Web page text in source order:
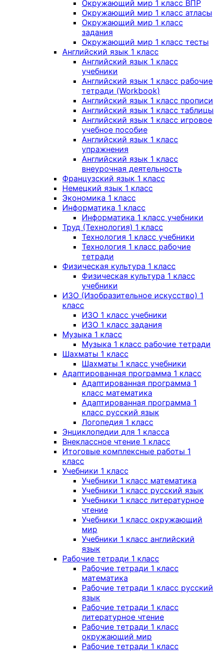
Окружающий мир 1 класс ВПР
Окружающий мир 1 класс атласы
Окружающий мир 1 класс
задания
Окружающий мир 1 класс тесты
Английский язык 1 класс
Английский язык 1 класс
учебники
Английский язык 1 класс рабочие
тетради (Workbook)
Английский язык 1 класс прописи
Английский язык 1 класс таблицы
Английский язык 1 класс игровое
учебное пособие
Английский язык 1 класс
упражнения
Английский язык 1 класс
внеурочная деятельность
Французский язык 1 класс
Немецкий язык 1 класс
Экономика 1 класс
Информатика 1 класс
Информатика 1 класс учебники
Труд (Технология) 1 класс
Технология 1 класс учебники
Технология 1 класс рабочие
тетради
Физическая культура 1 класс
Физическая культура 1 класс
учебники
ИЗО (Изобразительное искусство) 1
класс
ИЗО 1 класс учебники
ИЗО 1 класс задания
Музыка 1 класс
Музыка 1 класс рабочие тетради
Шахматы 1 класс
Шахматы 1 класс учебники
Адаптированная программа 1 класс
Адаптированная программа 1
класс математика
Адаптированная программа 1
класс русский язык
Логопедия 1 класс
Энциклопедии для 1 класса
Внеклассное чтение 1 класс
Итоговые комплексные работы 1
класс
Учебники 1 класс
Учебники 1 класс математика
Учебники 1 класс русский язык
Учебники 1 класс литературное
чтение
Учебники 1 класс окружающий
мир
Учебники 1 класс английский
язык
Рабочие тетради 1 класс
Рабочие тетради 1 класс
математика
Рабочие тетради 1 класс русский
язык
Рабочие тетради 1 класс
литературное чтение
Рабочие тетради 1 класс
окружающий мир
Рабочие тетради 1 класс